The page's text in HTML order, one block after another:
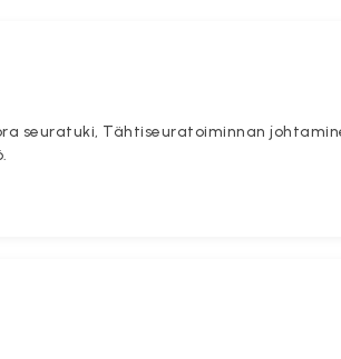
seuratuki, Tähtiseuratoiminnan